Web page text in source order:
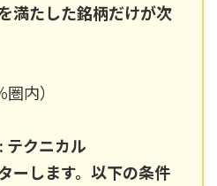
満たした銘柄だけが次
内）
クニカル
ーします。以下の条件